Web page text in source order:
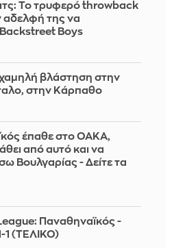
Το τρυφερό throwback
αδελφή της να
Boys
βλάστηση στην
στην Κάρπαθο
έπαθε στο ΟΑΚΑ,
από αυτό και να
Βουλγαρίας - Δείτε τα
Παναθηναϊκός -
1 (ΤΕΛΙΚΟ)